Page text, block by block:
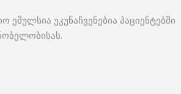
უკუნაჩვენებია პაციენტებში